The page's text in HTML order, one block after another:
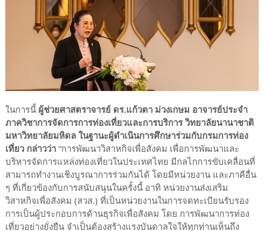
ในการนี้ ผู้ช่วยศาสตราจารย์ ดร.แก้วตา ม่วงเกษม อาจารย์ประจำ
ภาควิชาการจัดการการท่องเที่ยวและการบริการ วิทยาลัยนานาชาติ
มหาวิทยาลัยมหิดล ในฐานะผู้ดำเนินการศึกษาร่วมกับกรมการท่อง
เที่ยว กล่าวว่า“การพัฒนาวิสาหกิจเพื่อสังคม เพื่อการพัฒนาและ
บริหารจัดการแหล่งท่องเที่ยวในประเทศไทย มีกลไกการขับเคลื่อนที่
สามารถทำงานเชิงบูรณาการร่วมกันได้ โดยมีหน่วยงาน และภาคีอื่น
ๆ ที่เกี่ยวข้องกับการสนับสนุนในครั้งนี้ อาทิ หน่วยงานส่งเสริม
วิสาหกิจเพื่อสังคม (สวส.) ที่เป็นหน่วยงานในการจดทะเบียนรับรอง
การเป็นผู้ประกอบการด้านธุรกิจเพื่อสังคม โดย การพัฒนาการท่อง
เที่ยวอย่างยั่งยืน จำเป็นต้องสร้างแรงบันดาลใจให้ทุกท่านเห็นถึง